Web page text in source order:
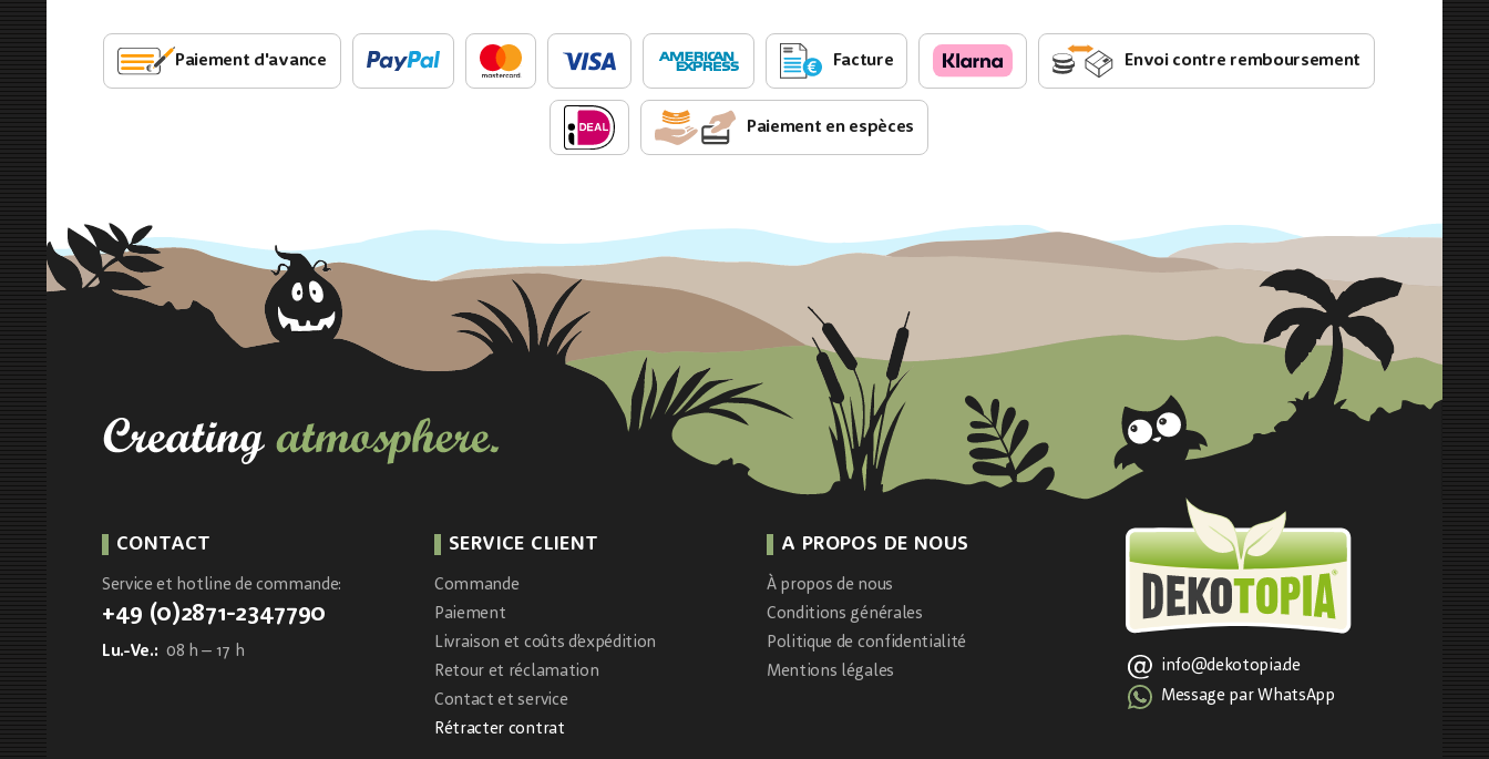
Paiement d'avance Facture Envoi contre remboursement
Paiement en espèces
CONTACT
Service et hotline de commande:
+49 (0)2871-2347790
Lu.-Ve.: 08 h – 17 h
SERVICE CLIENT
Commande
Paiement
Livraison et coûts d’expédition
Retour et réclamation
Contact et service
Rétracter contrat
A PROPOS DE NOUS
À propos de nous
Conditions générales
Politique de confidentialité
Mentions légales
info@dekotopia.de
Message par WhatsApp